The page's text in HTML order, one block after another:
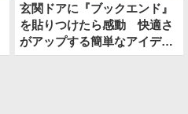
玄関ドアに『ブックエンド』
を貼りつけたら感動 快適さ
がアップする簡単なアイディ
アとは